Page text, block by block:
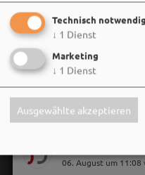
06. August um 11:08
Technisch
↓ 1 Dienst
Marketing
↓ 1 Dienst
Ausgewählte akzeptieren